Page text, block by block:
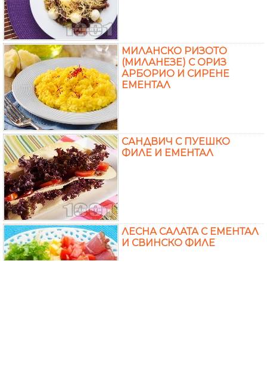
МИЛАНСКО РИЗОТО
(МИЛАНЕЗЕ) С ОРИЗ
АРБОРИО И СИРЕНЕ
ЕМЕНТАЛ
САНДВИЧ С ПУЕШКО
ФИЛЕ И ЕМЕНТАЛ
ЛЕСНА САЛАТА С ЕМЕНТАЛ
И СВИНСКО ФИЛЕ